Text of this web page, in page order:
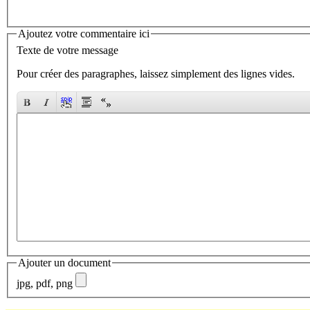
Ajoutez votre commentaire ici
Texte de votre message
Pour créer des paragraphes, laissez simplement des lignes vides.
Ajouter un document
jpg, pdf, png